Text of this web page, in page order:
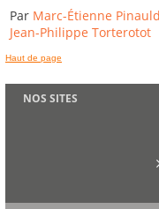
Par Marc-Étienne
Jean-Philippe Torterotot
Haut de page
NOS SITES